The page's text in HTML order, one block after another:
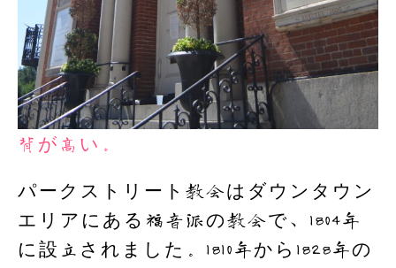
背が高い。
パークストリート教会はダウンタウン
エリアにある福音派の教会で、1804年
に設立されました。1810年から1828年の